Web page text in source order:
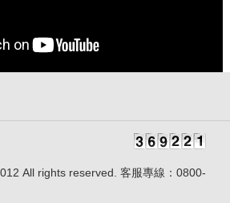
All rights reserved. 客服專線：0800-